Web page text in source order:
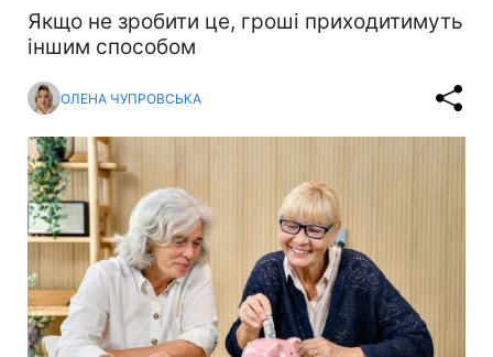
Якщо не зробити це, гроші приходитимуть
іншим способом
ОЛЕНА ЧУПРОВСЬКА